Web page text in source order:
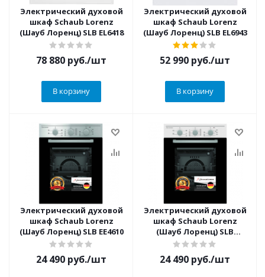
Электрический духовой
шкаф Schaub Lorenz
(Шауб Лоренц) SLB EL6418
78 880 руб./шт
В корзину
Электрический духовой
шкаф Schaub Lorenz
(Шауб Лоренц) SLB EL6943
52 990 руб./шт
В корзину
Электрический духовой
шкаф Schaub Lorenz
(Шауб Лоренц) SLB EE4610
24 490 руб./шт
Электрический духовой
шкаф Schaub Lorenz
(Шауб Лоренц) SLB
EW4610
24 490 руб./шт